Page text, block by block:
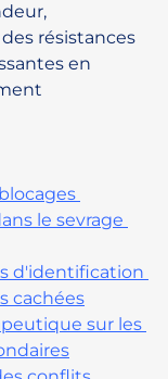
résistances
en
le sevrage
d'identification
cachées
sur les